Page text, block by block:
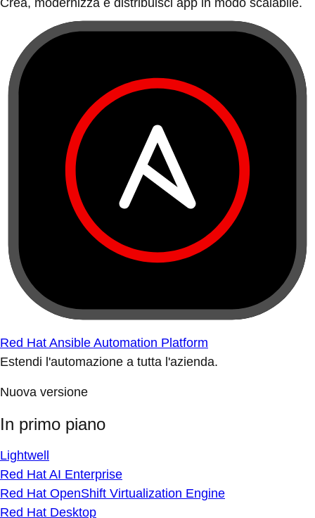
Crea, modernizza e distribuisci app in modo scalabile.
Red Hat Ansible Automation Platform
Estendi l'automazione a tutta l'azienda.
Nuova versione
In primo piano
Lightwell
Red Hat AI Enterprise
Red Hat OpenShift Virtualization Engine
Red Hat Desktop